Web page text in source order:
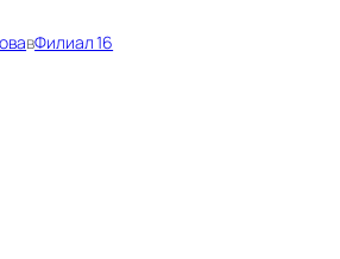
вФилиал 16